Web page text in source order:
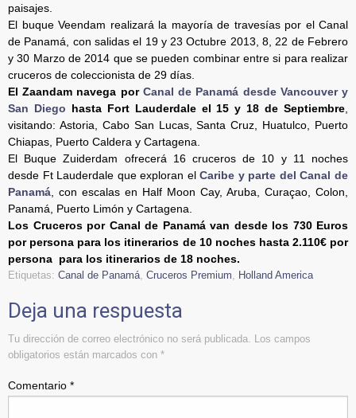
paisajes.
El buque Veendam realizará la mayoría de travesías por el Canal
de Panamá, con salidas el 19 y 23 Octubre 2013, 8, 22 de Febrero
y 30 Marzo de 2014 que se pueden combinar entre si para realizar
cruceros de coleccionista de 29 días.
El Zaandam navega porCanal de Panamá desde Vancouver y
San Diego hasta Fort Lauderdale el 15 y 18 de Septiembre
visitando: Astoria, Cabo San Lucas, Santa Cruz, Huatulco, Puerto
Chiapas, Puerto Caldera y Cartagena.
El Buque Zuiderdam ofrecerá 16 cruceros de 10 y 11 noches
desde Ft Lauderdale que exploran elCaribe y parte del Canal de
Panamá , con escalas en Half Moon Cay, Aruba, Curaçao, Colon,
Panamá, Puerto Limón y Cartagena.
Los Cruceros por Canal de Panamá van desde los 730 Euros
por persona para los itinerarios de 10 noches hasta 2.110€ por
persona para los itinerarios de 18 noches.
Etiquetas: Canal de Panamá Cruceros Premium Holland America
Deja una respuesta
Tu dirección de correo electrónico no será publicada.
Los campos
obligatorios están marcados con *
Comentario *